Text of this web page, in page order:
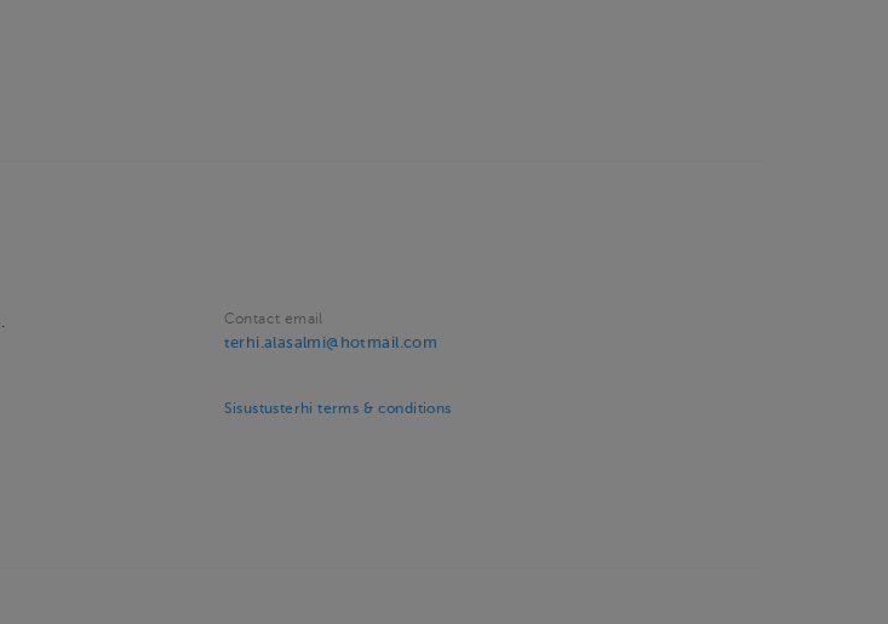
Contact email
terhi.alasalmi@hotmail.com
Sisustusterhi terms & conditions